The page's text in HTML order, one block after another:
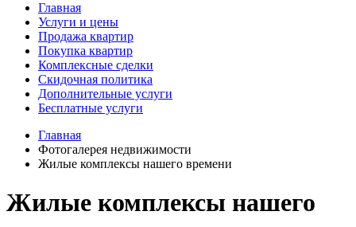
Главная
Услуги и цены
Продажа квартир
Покупка квартир
Комплексные сделки
Скидочная политика
Дополнительные услуги
Бесплатные услуги
Главная
Фотогалерея недвижимости
Жилые комплексы нашего времени
Жилые комплексы нашего